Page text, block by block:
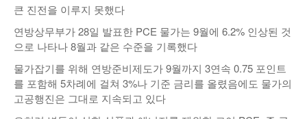
큰 진전을 이루지 못했다
연방상무부가 28일 발표한 PCE 물가는 9월에 6.2% 인상된 것
으로 나타나 8월과 같은 수준을 기록했다
물가잡기를 위해 연방준비제도가 9월까지 3연속 0.75 포인트
를 포함해 5차례에 걸쳐 3%나 기준 금리를 올렸음에도 물가의
고공행진은 그대로 지속되고 있다